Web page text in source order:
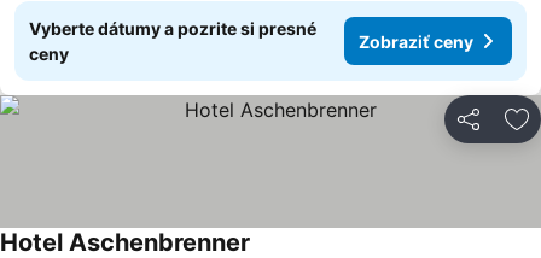
Vyberte dátumy a pozrite si presné
ceny
Zobraziť ceny
Zdieľať
Hotel Aschenbrenner